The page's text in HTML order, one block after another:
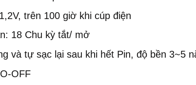
trên 100 giờ khi cúp điện
18 Chu kỳ tắt/ mở
và tự sạc lại sau khi hết Pin, độ bền 3~5
OFF